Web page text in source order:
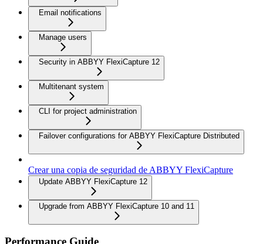
Email notifications
Manage users
Security in ABBYY FlexiCapture 12
Multitenant system
CLI for project administration
Failover configurations for ABBYY FlexiCapture Distributed
Crear una copia de seguridad de ABBYY FlexiCapture
Update ABBYY FlexiCapture 12
Upgrade from ABBYY FlexiCapture 10 and 11